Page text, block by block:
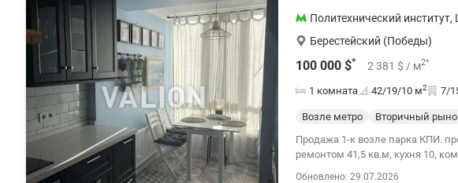
Политехнический институт,
Берестейский (Победы)
100 000 $* 2 381 $ / м2*
1 комната 42/19/10 м2 7/
Возле метро Вторичный
Продажа 1-к возле парка КПИ. проспект Берестейский 39, 7 этаж Уютная квартира с дизайнерским
ремонтом 41,5 кв.м, кухня 10,
Обновлено: 29.07.2026